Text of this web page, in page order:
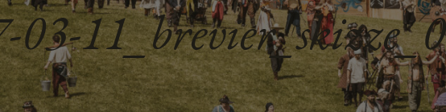
03-11_brevier_skizze_0